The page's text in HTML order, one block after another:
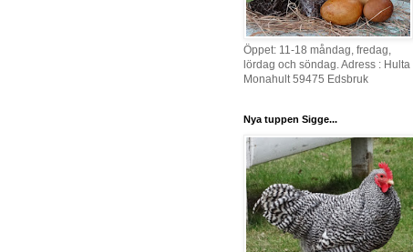
Öppet: 11-18 måndag, fredag,
lördag och söndag. Adress : Hulta
Monahult 59475 Edsbruk
Nya tuppen Sigge...